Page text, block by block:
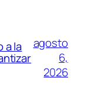
a la
agosto
6,
2026